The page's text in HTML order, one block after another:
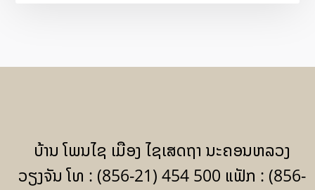
ບ້ານ ໂພນໄຊ ເມືອງ ໄຊເສດຖາ ນະຄອນຫລວງ
ວຽງຈັນ ໂທ : (856-21) 454 500 ແຟັກ : (856-